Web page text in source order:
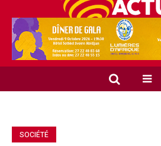
SOCIÉTÉ